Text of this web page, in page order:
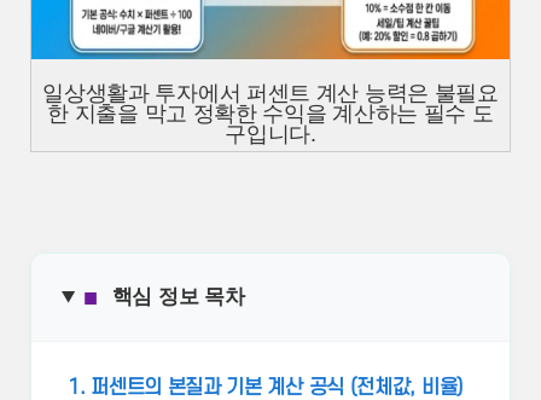
일상생활과 투자에서 퍼센트 계산 능력은 불필요
한 지출을 막고 정확한 수익을 계산하는 필수 도
구입니다.
■ 핵심 정보 목차
1. 퍼센트의 본질과 기본 계산 공식 (전체값, 비율)